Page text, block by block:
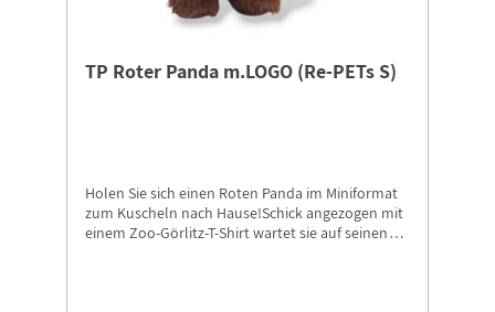
TP Roter Panda m.LOGO (Re-PETs S)
Holen Sie sich einen Roten Panda im Miniformat
zum Kuscheln nach Hause!Schick angezogen mit
einem Zoo-Görlitz-T-Shirt wartet sie auf seinen